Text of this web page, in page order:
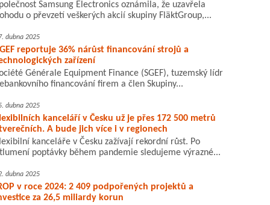
Samsung Electronics oznámila, že uzavřela
o převzetí veškerých akcií skupiny FläktGroup,...
dubna 2025
reportuje 36% nárůst financování strojů a
zařízení
Générale Equipment Finance (SGEF), tuzemský lídr
financování firem a člen Skupiny...
dubna 2025
kanceláří v Česku už je přes 172 500 metrů
A bude jich více i v regionech
kanceláře v Česku zažívají rekordní růst. Po
poptávky během pandemie sledujeme výrazné...
dubna 2025
v roce 2024: 2 409 podpořených projektů a
za 26,5 miliardy korun